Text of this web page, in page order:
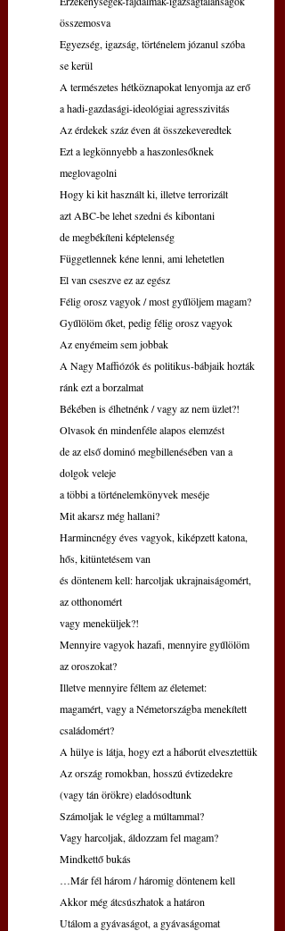
összemosva
Egyezség, igazság, történelem józanul szóba
se kerül
A természetes hétköznapokat lenyomja az erő
a hadi-gazdasági-ideológiai agresszivitás
Az érdekek száz éven át összekeveredtek
Ezt a legkönnyebb a haszonlesőknek
meglovagolni
Hogy ki kit használt ki, illetve terrorizált
azt ABC-be lehet szedni és kibontani
de megbékíteni képtelenség
Függetlennek kéne lenni, ami lehetetlen
El van cseszve ez az egész
Félig orosz vagyok / most gyűlöljem magam?
Gyűlölöm őket, pedig félig orosz vagyok
Az enyémeim sem jobbak
A Nagy Maffiózók és politikus-bábjaik hozták
ránk ezt a borzalmat
Békében is élhetnénk / vagy az nem üzlet?!
Olvasok én mindenféle alapos elemzést
de az első dominó megbillenésében van a
dolgok veleje
a többi a történelemkönyvek meséje
Mit akarsz még hallani?
Harmincnégy éves vagyok, kiképzett katona,
hős, kitüntetésem van
és döntenem kell: harcoljak ukrajnaiságomért,
az otthonomért
vagy meneküljek?!
Mennyire vagyok hazafi, mennyire gyűlölöm
az oroszokat?
Illetve mennyire féltem az életemet:
magamért, vagy a Németországba menekített
családomért?
A hülye is látja, hogy ezt a háborút elvesztettük
Az ország romokban, hosszú évtizedekre
(vagy tán örökre) eladósodtunk
Számoljak le végleg a múltammal?
Vagy harcoljak, áldozzam fel magam?
Mindkettő bukás
…Már fél három / háromig döntenem kell
Akkor még átcsúszhatok a határon
Utálom a gyávaságot, a gyávaságomat